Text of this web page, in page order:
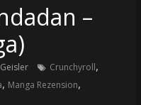
–
Crunchyroll,
, Manga Rezension,